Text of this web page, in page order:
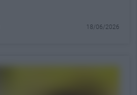
18/06/2026